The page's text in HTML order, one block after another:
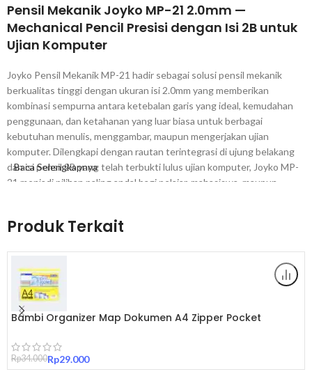
Pensil Mekanik Joyko MP-21 2.0mm —
Mechanical Pencil Presisi dengan Isi 2B untuk
Ujian Komputer
Joyko Pensil Mekanik MP-21 hadir sebagai solusi pensil mekanik
berkualitas tinggi dengan ukuran isi 2.0mm yang memberikan
kombinasi sempurna antara ketebalan garis yang ideal, kemudahan
penggunaan, dan ketahanan yang luar biasa untuk berbagai
kebutuhan menulis, menggambar, maupun mengerjakan ujian
komputer. Dilengkapi dengan rautan terintegrasi di ujung belakang
dan isi pensil 2B yang telah terbukti lulus ujian komputer, Joyko MP-
21 menjadi pilihan paling andal bagi pelajar, mahasiswa, maupun
Pertama, Joyko adalah merek alat tulis Indonesia yang telah lama
dipercaya oleh jutaan pelajar, mahasiswa, dan profesional di seluruh
nusantara. Standar kualitas yang konsisten dan teruji menjadikan
pilihan utama untuk kebutuhan alat tulis harian yang andal, presisi,
dan terjangkau.
Baca Selengkapnya
Produk Terkait
Bambi Organizer Map Dokumen A4 Zipper Pocket
Rp34.000Rp29.000